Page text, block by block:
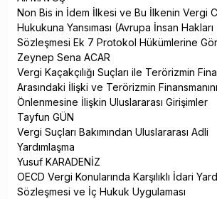
Non Bis in İdem İlkesi ve Bu İlkenin Vergi
Hukukuna Yansıması (Avrupa İnsan Hakları
Sözleşmesi Ek 7 Protokol Hükümlerine
Zeynep Sena ACAR
Vergi Kaçakçılığı Suçları ile Terörizmin
Arasındaki İlişki ve Terörizmin
Önlenmesine İlişkin Uluslararası Girişimler
Tayfun GÜN
Vergi Suçları Bakımından Uluslararası Adli
Yardımlaşma
Yusuf KARADENİZ
OECD Vergi Konularında Karşılıklı İdari
Sözleşmesi ve İç Hukuk Uygulaması